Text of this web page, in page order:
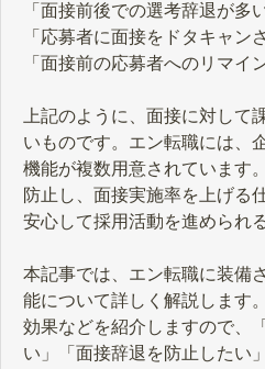
「面接前後での選考辞退が多
「応募者に面接をドタキャン
「面接前の応募者へのリマイ
上記のように、面接に対して
いものです。エン転職には、
機能が複数用意されています
防止し、面接実施率を上げる
安心して採用活動を進められ
本記事では、エン転職に装備
能について詳しく解説します
効果などを紹介しますので、
い」「面接辞退を防止したい